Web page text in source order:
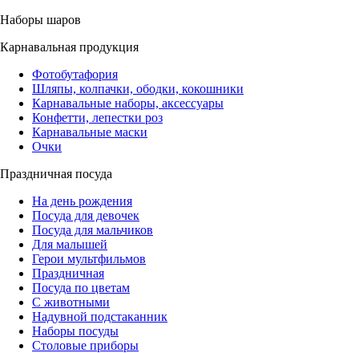
Наборы шаров
Карнавальная продукция
Фотобутафория
Шляпы, колпачки, ободки, кокошники
Карнавальные наборы, аксессуары
Конфетти, лепестки роз
Карнавальные маски
Очки
Праздничная посуда
На день рождения
Посуда для девочек
Посуда для мальчиков
Для малышей
Герои мультфильмов
Праздничная
Посуда по цветам
С животными
Надувной подстаканник
Наборы посуды
Столовые приборы